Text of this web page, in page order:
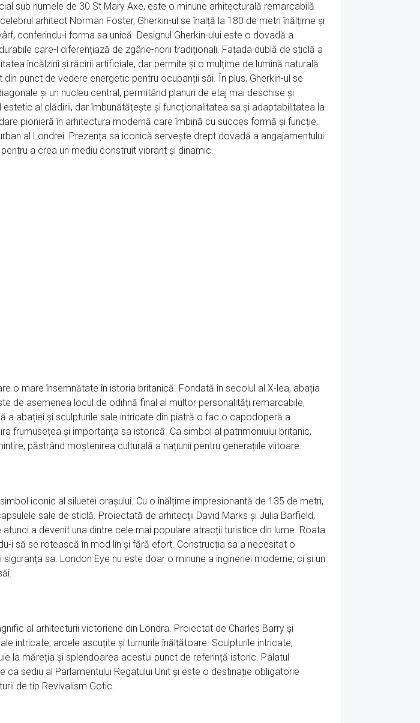
sub numele de 30 St Mary Axe, este o minune arhitecturală remarcabilă
arhitect Norman Foster, Gherkin-ul se înalță la 180 de metri înălțime și
conferindu-i forma sa unică. Designul Gherkin-ului este o dovadă a
care-l diferențiază de zgârie-norii tradiționali. Fațada dublă de sticlă a
încălzirii și răcirii artificiale, dar permite și o mulțime de lumină naturală
punct de vedere energetic pentru ocupanții săi. În plus, Gherkin-ul se
și un nucleu central, permitând planuri de etaj mai deschise și
al clădirii, dar îmbunătățește și funcționalitatea sa și adaptabilitatea la
pionieră în arhitectura modernă care îmbină cu succes formă și funcție,
al Londrei. Prezența sa iconică servește drept dovadă a angajamentului
a crea un mediu construit vibrant și dinamic.
o mare însemnătate în istoria britanică. Fondată în secolul al X-lea, abația
de asemenea locul de odihnă final al multor personalități remarcabile,
a abației și sculpturile sale intricate din piatră o fac o capodoperă a
frumusețea și importanța sa istorică. Ca simbol al patrimoniului britanic,
păstrând moștenirea culturală a națiunii pentru generațiile viitoare.
iconic al siluetei orașului. Cu o înălțime impresionantă de 135 de metri,
sale de sticlă. Proiectată de arhitecții David Marks și Julia Barfield,
a devenit una dintre cele mai populare atracții turistice din lume. Roata
i să se rotească în mod lin și fără efort. Construcția sa a necesitat o
sa. London Eye nu este doar o minune a ingineriei moderne, ci și un
al arhitecturii victoriene din Londra. Proiectat de Charles Barry și
intricate, arcele ascuțite și turnurile înălțătoare. Sculpturile intricate,
la măreția și splendoarea acestui punct de referință istoric. Palatul
sediu al Parlamentului Regatului Unit și este o destinație obligatorie
de tip Revivalism Gotic.